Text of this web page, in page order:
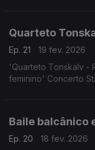
Quarteto
Ep. 21
19 fev. 2026
'Quarteto Tonskalv -
feminino' Concerto
Baile balcânico
Ep. 20
18 fev. 2026